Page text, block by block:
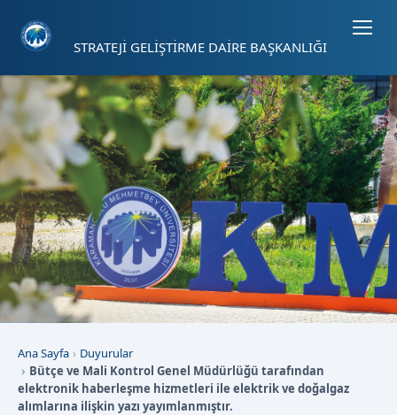
STRATEJİ GELİŞTİRME DAİRE BAŞKANLIĞI
Ana Sayfa
Duyurular
Bütçe ve Mali Kontrol Genel Müdürlüğü tarafından
elektronik haberleşme hizmetleri ile elektrik ve doğalgaz
alımlarına ilişkin yazı yayımlanmıştır.